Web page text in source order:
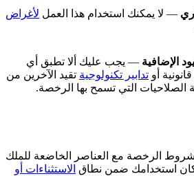
— لا يمكنك استخدام هذا العمل لأغراض
الإضافية — يجب عليك ألا تطبق أي
أو تدابير تكنولوجية تقيد الآخرين من
الصلاحيات التي تسمح بها الرخصة.
الرخصة مع العناصر الخاضعة للملك
كان استخدامك ضمن نطاق الاستثناءات أو